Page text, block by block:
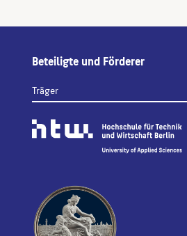
Beteiligte und Förderer
Träger